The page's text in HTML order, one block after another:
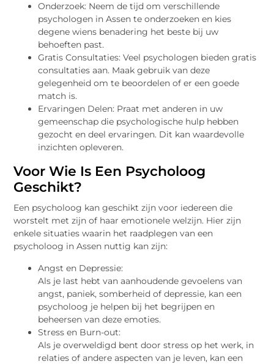
Onderzoek: Neem de tijd om verschillende
psychologen in Assen te onderzoeken en kies
degene wiens benadering het beste bij uw
behoeften past.
Gratis Consultaties: Veel psychologen bieden gratis
consultaties aan. Maak gebruik van deze
gelegenheid om te beoordelen of er een goede
match is.
Ervaringen Delen: Praat met anderen in uw
gemeenschap die psychologische hulp hebben
gezocht en deel ervaringen. Dit kan waardevolle
inzichten opleveren.
Voor Wie Is Een Psycholoog
Geschikt?
Een psycholoog kan geschikt zijn voor iedereen die
worstelt met zijn of haar emotionele welzijn. Hier zijn
enkele situaties waarin het raadplegen van een
psycholoog in Assen nuttig kan zijn:
Angst en Depressie:
Als je last hebt van aanhoudende gevoelens van
angst, paniek, somberheid of depressie, kan een
psycholoog je helpen bij het begrijpen en
beheersen van deze emoties.
Stress en Burn-out:
Als je overweldigd bent door stress op het werk, in
relaties of andere aspecten van je leven, kan een